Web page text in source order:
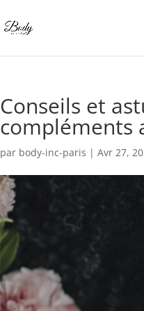
Conseils et
compléments
par body-inc-paris |Avr 27,